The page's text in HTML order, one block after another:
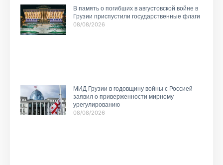
В память о погибших в августовской войне в
Грузии приспустили государственные флаги
08/08/2026
МИД Грузии в годовщину войны с Россией
заявил о приверженности мирному
урегулированию
08/08/2026